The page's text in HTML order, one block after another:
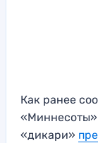
Как ранее
«Миннесоты»
«дикари»